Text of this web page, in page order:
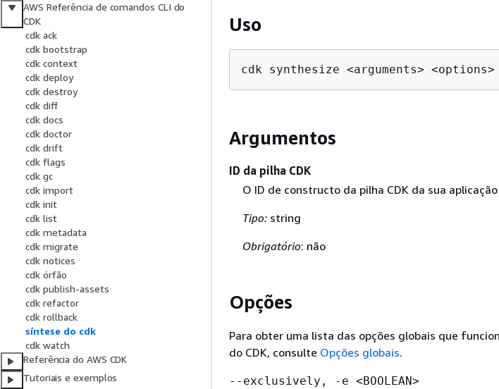
AWS Referência de comandos CLI do
CDK
cdk ack
cdk bootstrap
cdk context
cdk deploy
cdk destroy
cdk diff
cdk docs
cdk doctor
cdk drift
cdk flags
cdk gc
cdk import
cdk init
cdk list
cdk metadata
cdk migrate
cdk notices
cdk órfão
cdk publish-assets
cdk refactor
cdk rollback
síntese do cdk
cdk watch
Referência do AWS CDK
Tutoriais e exemplos
Uso
cdk synthesize <arguments> <options>
Argumentos
ID da pilha CDK
O ID de constructo da pilha CDK da sua
Tipo:string
Obrigatório: não
Opções
Para obter uma lista das opções globais que
do CDK, consulte Opções globais.
--exclusively, -e <BOOLEAN>